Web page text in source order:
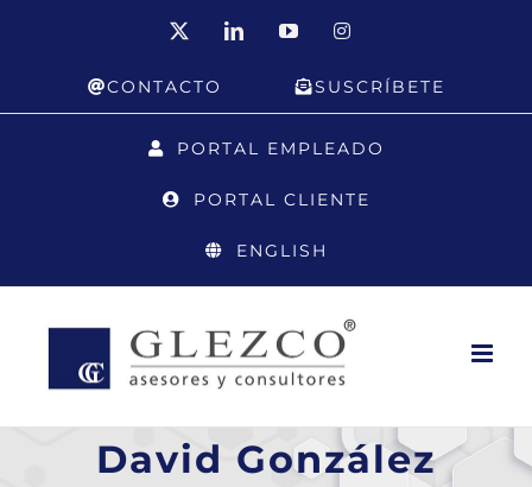
LinkedInYouTubeInstagram
CONTACTO SUSCRÍBETE
PORTAL EMPLEADO
PORTAL CLIENTE
ENGLISH
David González